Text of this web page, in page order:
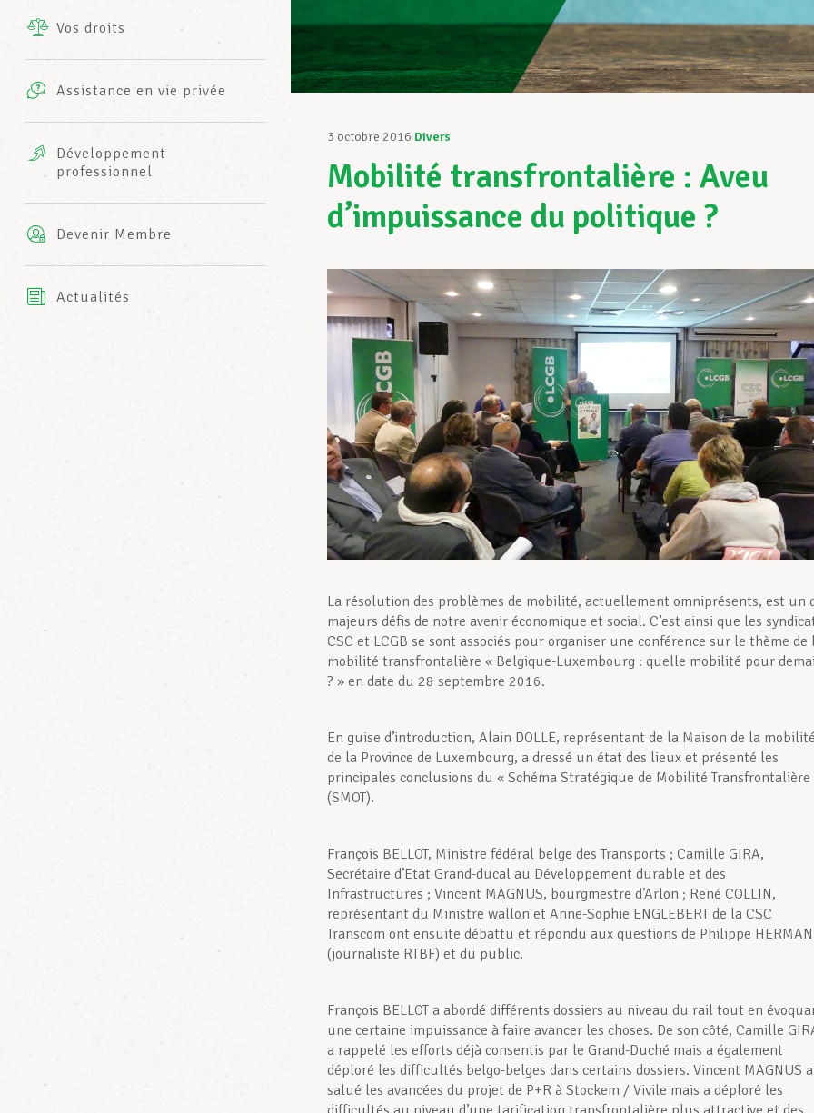
INFO-CENTER
Vos droits
Assistance en vie privée
complémentaires
AXA
Développement
professionnel
Devenir Membre
Actualités
3 octobre 2016 Divers
Mobilité transfrontalière : Aveu
d’impuissance du politique ?
La résolution des problèmes de mobilité, actuellement omniprésents, est un
majeurs défis de notre avenir économique et social. C’est ainsi que les
CSC et LCGB se sont associés pour organiser une conférence sur le thème de
mobilité transfrontalière « Belgique-Luxembourg : quelle mobilité pour
? » en date du 28 septembre 2016.
En guise d’introduction, Alain DOLLE, représentant de la Maison de la mobilité
de la Province de Luxembourg, a dressé un état des lieux et présenté les
principales conclusions du « Schéma Stratégique de Mobilité Transfrontalière
(SMOT).
François BELLOT, Ministre fédéral belge des Transports ; Camille GIRA,
Secrétaire d’Etat Grand-ducal au Développement durable et des
Infrastructures ; Vincent MAGNUS, bourgmestre d’Arlon ; René COLLIN,
représentant du Ministre wallon et Anne-Sophie ENGLEBERT de la CSC
Transcom ont ensuite débattu et répondu aux questions de Philippe HERMAN
(journaliste RTBF) et du public.
François BELLOT a abordé différents dossiers au niveau du rail tout en
une certaine impuissance à faire avancer les choses. De son côté, Camille
a rappelé les efforts déjà consentis par le Grand-Duché mais a également
déploré les difficultés belgo-belges dans certains dossiers. Vincent MAGNUS a
salué les avancées du projet de P+R à Stockem / Vivile mais a déploré les